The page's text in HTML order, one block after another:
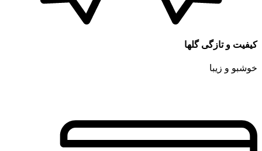
کیفیت و تازگی گلها
خوشبو و زیبا